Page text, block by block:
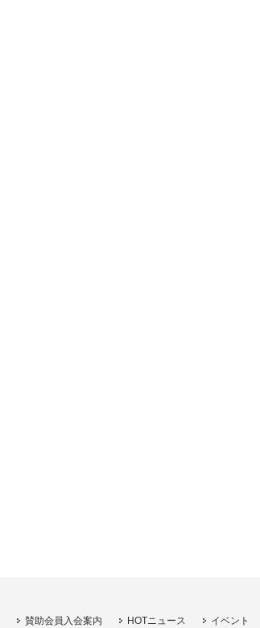
賛助会員入会案内 HOTニュース イベント